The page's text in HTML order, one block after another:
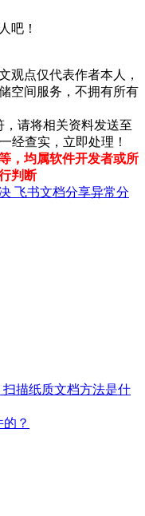
吧！
观点仅代表作者本人，
空间服务，不拥有所有
请将相关资料发送至
经查实，立即处理！
，均属软件开发者或所
判断
飞书文档分享异常分
扫描纸质文档方法是什
？